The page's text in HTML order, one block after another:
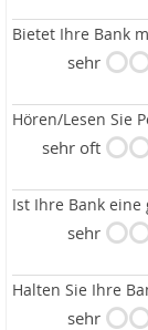
Bietet Ihre Bank
sehr
Hören/Lesen Sie
sehr oft
Ist Ihre Bank eine
sehr
Halten Sie Ihre
sehr